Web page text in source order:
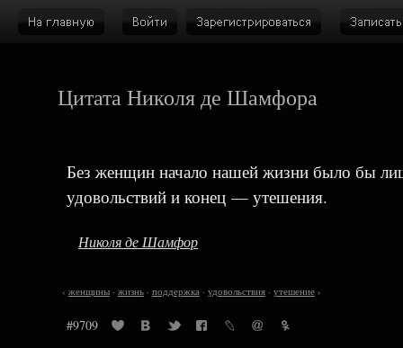
Цитата Николя де Шамфора
Без женщин начало нашей жизни было бы
удовольствий и конец — утешения.
Николя де Шамфор
‹ женщины· жизнь· поддержка· удовольствия· утешение›
#9709